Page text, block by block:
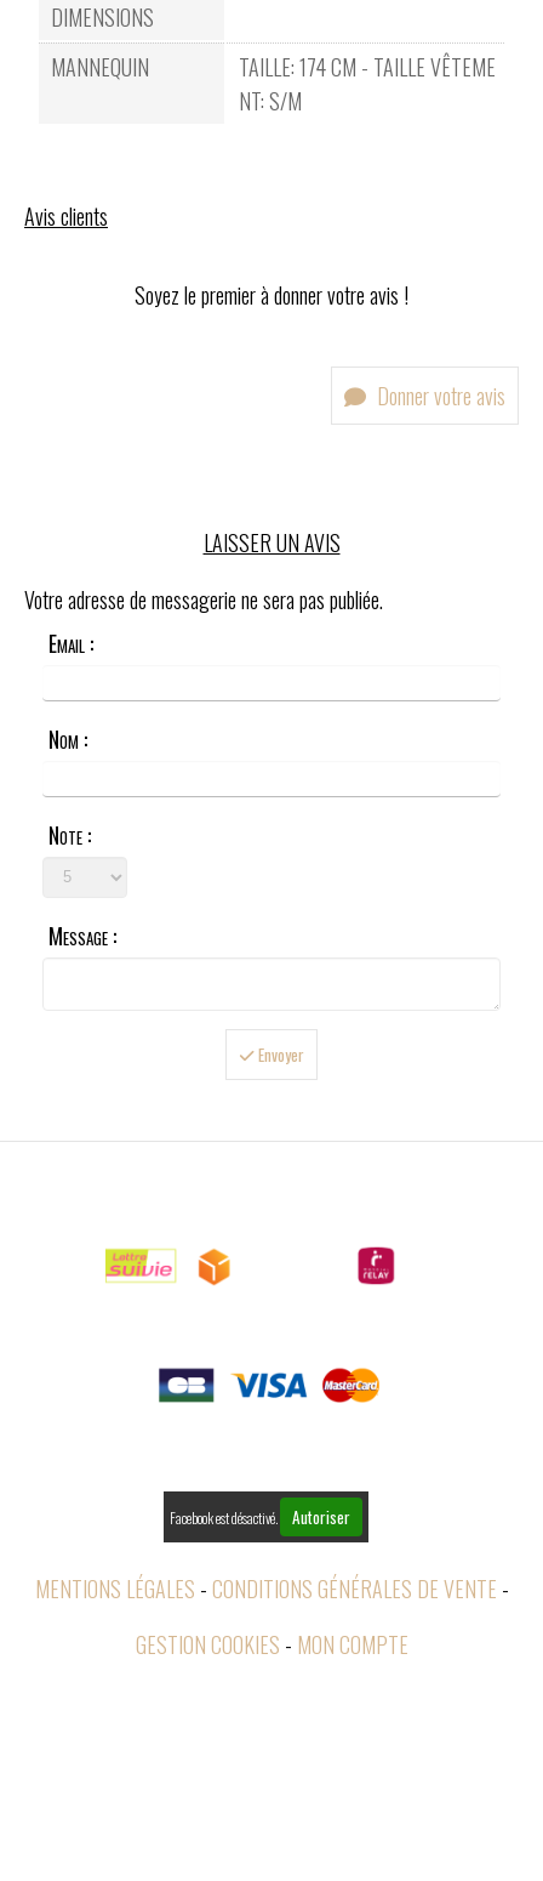
DIMENSIONS
MANNEQUIN
TAILLE: 174 CM - TAILLE VÊTEME
NT: S/M
Avis clients
Soyez le premier à donner votre avis !
Donner votre avis
LAISSER UN AVIS
Votre adresse de messagerie ne sera pas publiée.
Email :
Nom :
Note :
Message :
Envoyer
Facebook est désactivé. Autoriser
MENTIONS LÉGALES CONDITIONS GÉNÉRALES DE VENTE
GESTION COOKIES
MON COMPTE